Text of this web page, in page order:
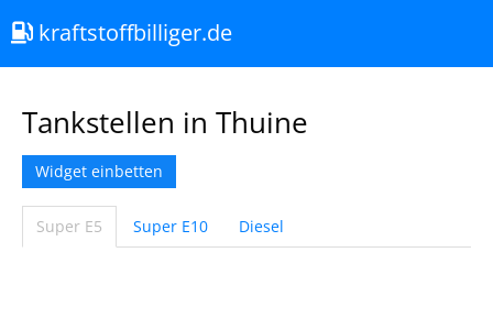
kraftstoffbilliger.de
Tankstellen in Thuine
Widget einbetten
Super E5 Super E10 Diesel